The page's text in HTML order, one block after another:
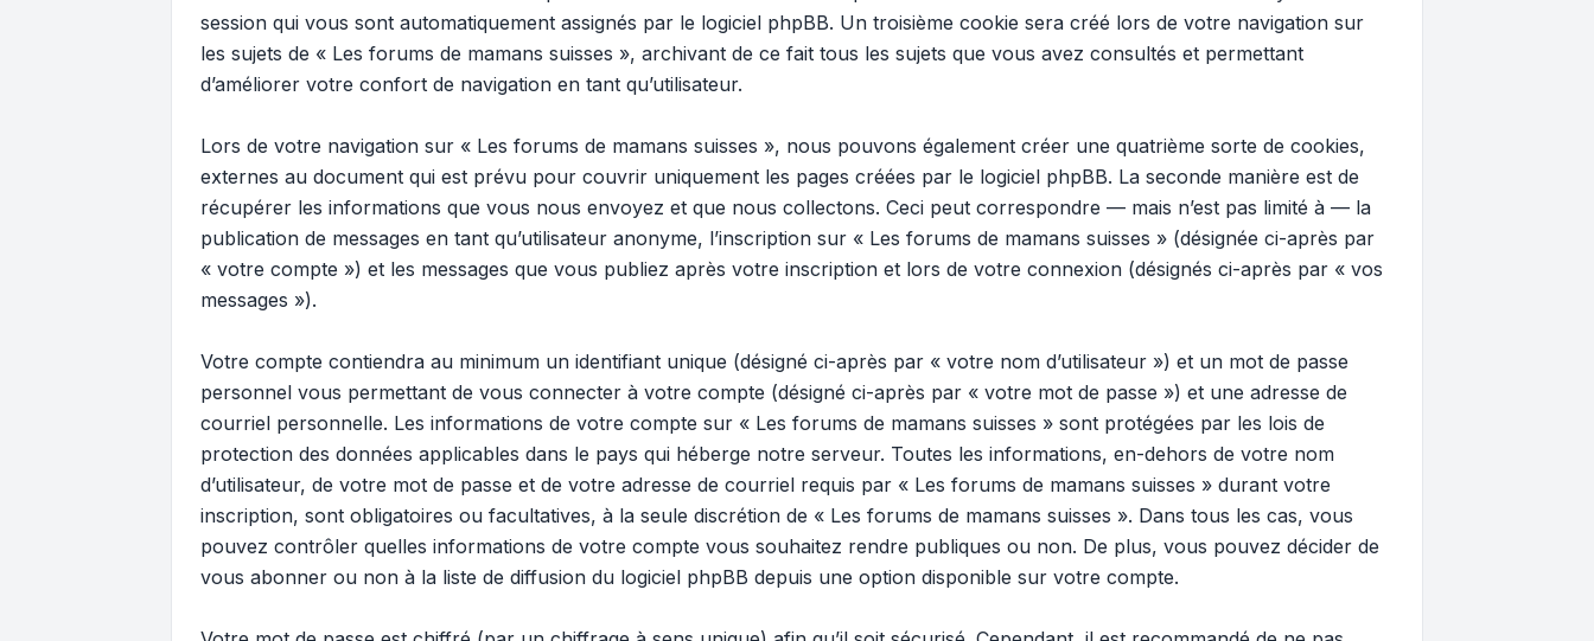
session qui vous sont automatiquement assignés par le logiciel phpBB. Un troisième cookie sera créé lors de votre navigation sur
les sujets de « Les forums de mamans suisses », archivant de ce fait tous les sujets que vous avez consultés et permettant
d’améliorer votre confort de navigation en tant qu’utilisateur.
Lors de votre navigation sur « Les forums de mamans suisses », nous pouvons également créer une quatrième sorte de cookies,
externes au document qui est prévu pour couvrir uniquement les pages créées par le logiciel phpBB. La seconde manière est de
récupérer les informations que vous nous envoyez et que nous collectons. Ceci peut correspondre — mais n’est pas limité à — la
publication de messages en tant qu’utilisateur anonyme, l’inscription sur « Les forums de mamans suisses » (désignée ci-après par
« votre compte ») et les messages que vous publiez après votre inscription et lors de votre connexion (désignés ci-après par « vos
messages »).
Votre compte contiendra au minimum un identifiant unique (désigné ci-après par « votre nom d’utilisateur ») et un mot de passe
personnel vous permettant de vous connecter à votre compte (désigné ci-après par « votre mot de passe ») et une adresse de
courriel personnelle. Les informations de votre compte sur « Les forums de mamans suisses » sont protégées par les lois de
protection des données applicables dans le pays qui héberge notre serveur. Toutes les informations, en-dehors de votre nom
d’utilisateur, de votre mot de passe et de votre adresse de courriel requis par « Les forums de mamans suisses » durant votre
inscription, sont obligatoires ou facultatives, à la seule discrétion de « Les forums de mamans suisses ». Dans tous les cas, vous
pouvez contrôler quelles informations de votre compte vous souhaitez rendre publiques ou non. De plus, vous pouvez décider de
vous abonner ou non à la liste de diffusion du logiciel phpBB depuis une option disponible sur votre compte.